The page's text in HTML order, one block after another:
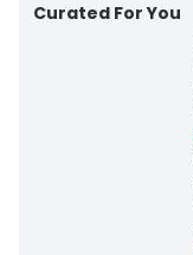
Curated For You